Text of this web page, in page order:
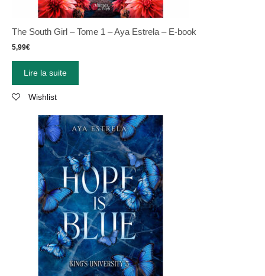
The South Girl – Tome 1 – Aya Estrela – E-book
5,99€
Lire la suite
Wishlist